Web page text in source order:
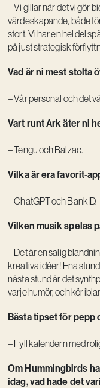
– Vi gillar när det vi gör
värdeskapande, både
stort. Vi har en hel del
på just strategisk
Vad är ni mest stolta
– Vår personal och det
Vart runt Ark äter ni
– Tengu och Balzac.
Vilka är era favorit-
– ChatGPT och BankID.
Vilken musik spelas
– Det är en salig
kreativa idéer! Ena
nästa stund är det
varje humör, och kör
Bästa tipset för
– Fyll kalendern med
Om Hummingbirds
idag, vad hade det